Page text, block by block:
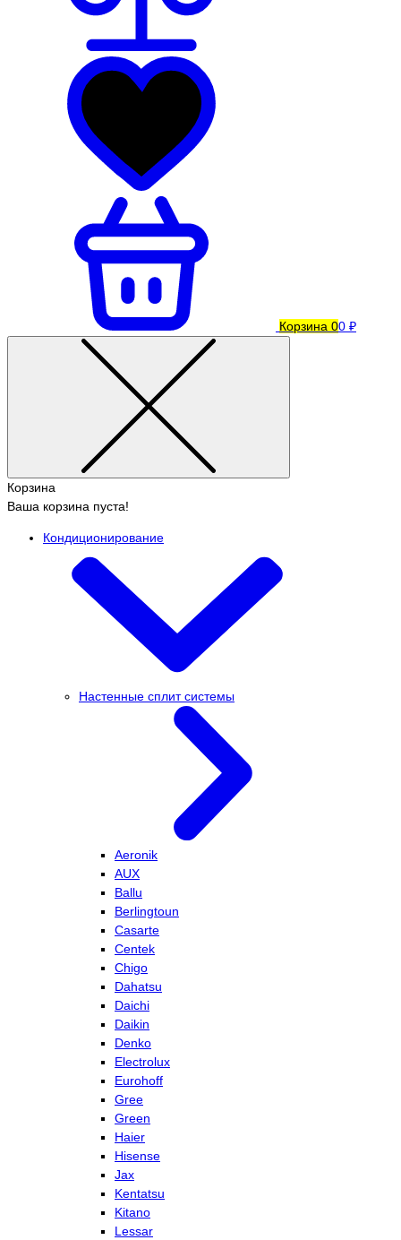
Корзина 00 ₽
Корзина
Ваша корзина пуста!
Кондиционирование
Настенные сплит системы
Aeronik
AUX
Ballu
Berlingtoun
Casarte
Centek
Chigo
Dahatsu
Daichi
Daikin
Denko
Electrolux
Eurohoff
Gree
Green
Haier
Hisense
Jax
Kentatsu
Kitano
Lessar